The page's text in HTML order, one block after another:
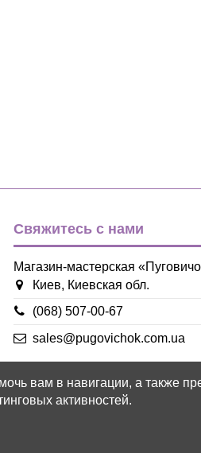
Свяжитесь с нами
Магазин-мастерская
Киев, Киевская обл.
(068) 507-00-67
sales@pugovichok.com.ua
вам в навигации, а также
активностей.